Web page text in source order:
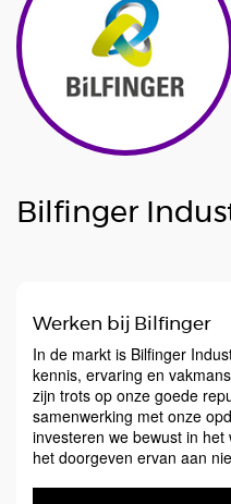
Bilfinger
Werken bij Bilfinger
In de markt is Bilfinger
kennis, ervaring en
zijn trots op onze goede
samenwerking met onze
investeren we bewust in
het doorgeven ervan aan